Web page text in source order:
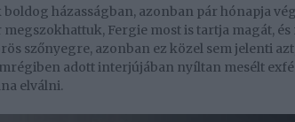
boldog házasságban, azonban pár hónapja
Fergie most is tartja magát,
szőnyegre, azonban ez közel sem jelenti
adott interjújában nyíltan mesélt
elválni.